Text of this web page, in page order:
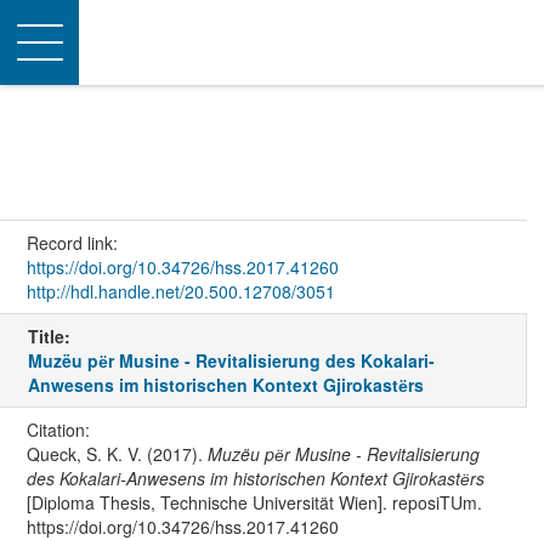
Toggle
navigation
Record link:
https://doi.org/10.34726/hss.2017.41260
http://hdl.handle.net/20.500.12708/3051
Title:
Muzëu pёr Musine - Revitalisierung des Kokalari-
Anwesens im historischen Kontext Gjirokastёrs
Citation:
Queck, S. K. V. (2017). Muzëu pёr Musine - Revitalisierung
des Kokalari-Anwesens im historischen Kontext Gjirokastёrs
[Diploma Thesis, Technische Universität Wien]. reposiTUm.
https://doi.org/10.34726/hss.2017.41260